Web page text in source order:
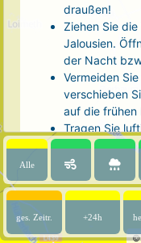
draußen!
Ziehen Sie
Jalousien.
der Nacht
Vermeiden
verschieben
auf die frühen
Tragen Sie
Nehmen Sie
und
Trinken Sie
(mindestens
Wasser,
Alle
ges. Zeitr. +24h